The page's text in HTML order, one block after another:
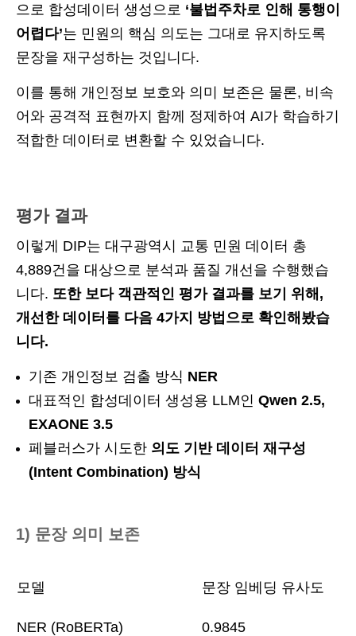
으로 합성데이터 생성으로 ‘불법주차로 인해 통행이
어렵다’는 민원의 핵심 의도는 그대로 유지하도록
문장을 재구성하는 것입니다.
이를 통해 개인정보 보호와 의미 보존은 물론, 비속
어와 공격적 표현까지 함께 정제하여 AI가 학습하기
적합한 데이터로 변환할 수 있었습니다.
평가 결과
이렇게 DIP는 대구광역시 교통 민원 데이터 총
4,889건을 대상으로 분석과 품질 개선을 수행했습
니다. 또한 보다 객관적인 평가 결과를 보기 위해,
개선한 데이터를 다음 4가지 방법으로 확인해봤습
니다.
기존 개인정보 검출 방식 NER
대표적인 합성데이터 생성용 LLM인 Qwen 2.5,
EXAONE 3.5
페블러스가 시도한 의도 기반 데이터 재구성
(Intent Combination) 방식
1) 문장 의미 보존
모델 문장 임베딩 유사도
NER (RoBERTa) 0.9845